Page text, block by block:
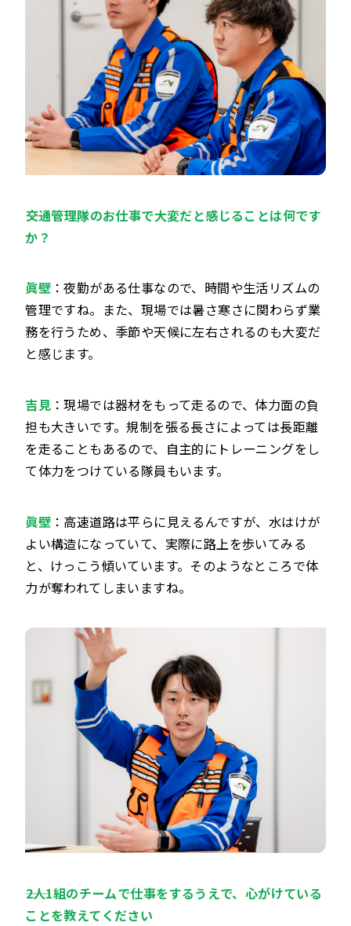
――交通管理隊のお仕事で大変だと感じることは何です
か？
眞壁：夜勤がある仕事なので、時間や生活リズムの
管理ですね。また、現場では暑さ寒さに関わらず業
務を行うため、季節や天候に左右されるのも大変だ
と感じます。
吉見：現場では器材をもって走るので、体力面の負
担も大きいです。規制を張る長さによっては長距離
を走ることもあるので、自主的にトレーニングをし
て体力をつけている隊員もいます。
眞壁：高速道路は平らに見えるんですが、水はけが
よい構造になっていて、実際に路上を歩いてみる
と、けっこう傾いています。そのようなところで体
力が奪われてしまいますね。
――2人1組のチームで仕事をするうえで、心がけている
ことを教えてください